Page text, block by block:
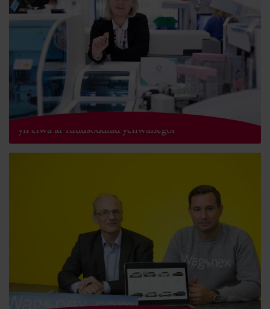
Profion gwyddonol a gynlluniwyd ar gyfer athletwyr
yn elwa ar fuddsoddiad ychwanegol